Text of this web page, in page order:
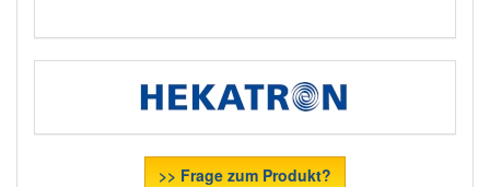
>> Frage zum Produkt?